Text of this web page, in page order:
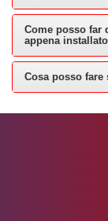
Come posso far
appena
Cosa posso